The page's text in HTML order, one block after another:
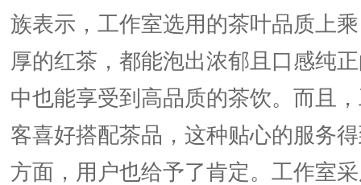
族表示，工作室选用的茶叶品质上
厚的红茶，都能泡出浓郁且口感纯
中也能享受到高品质的茶饮。而且
客喜好搭配茶品，这种贴心的服务
方面，用户也给予了肯定。工作室